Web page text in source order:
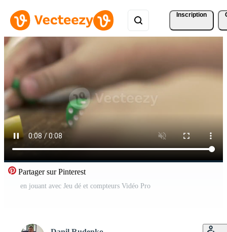
Inscription
Partager sur Pinterest
en jouant avec Jeu dé et compteurs Vidéo Pro